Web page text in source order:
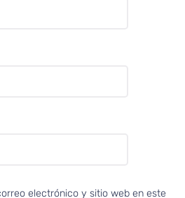
electrónico y sitio web en este